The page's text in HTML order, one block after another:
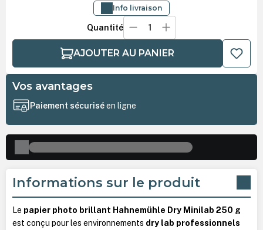
Info livraison
Quantité
AJOUTER AU PANIER
Vos avantages
Paiement sécuriséen ligne
Informations sur le produit
Le papier photo brillant Hahnemühle Dry Minilab 250 g
est conçu pour les environnements dry lab professionnels